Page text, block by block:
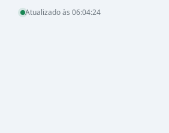
Atualizado às 06:04:24